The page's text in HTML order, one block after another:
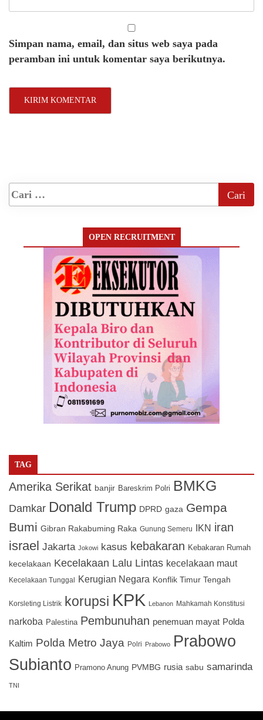
Simpan nama, email, dan situs web saya pada
peramban ini untuk komentar saya berikutnya.
OPEN RECRUITMENT
TAG
Amerika Serikat banjir Bareskrim Polri BMKG
Damkar Donald Trump DPRD gaza Gempa
Bumi Gibran Rakabuming Raka Gunung Semeru IKN iran
israel Jakarta Jokowi kasus kebakaran Kebakaran Rumah
kecelakaan Kecelakaan Lalu Lintas kecelakaan maut
Kecelakaan Tunggal Kerugian Negara Konflik Timur Tengah
Korsleting Listrik korupsi KPK Lebanon Mahkamah Konstitusi
narkoba Palestina Pembunuhan penemuan mayat Polda
Kaltim Polda Metro Jaya Polri Prabowo Prabowo
Subianto Pramono Anung PVMBG rusia sabu samarinda
TNI